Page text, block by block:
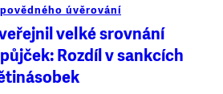
úvěrování
velké srovnání
Rozdíl v sankcích